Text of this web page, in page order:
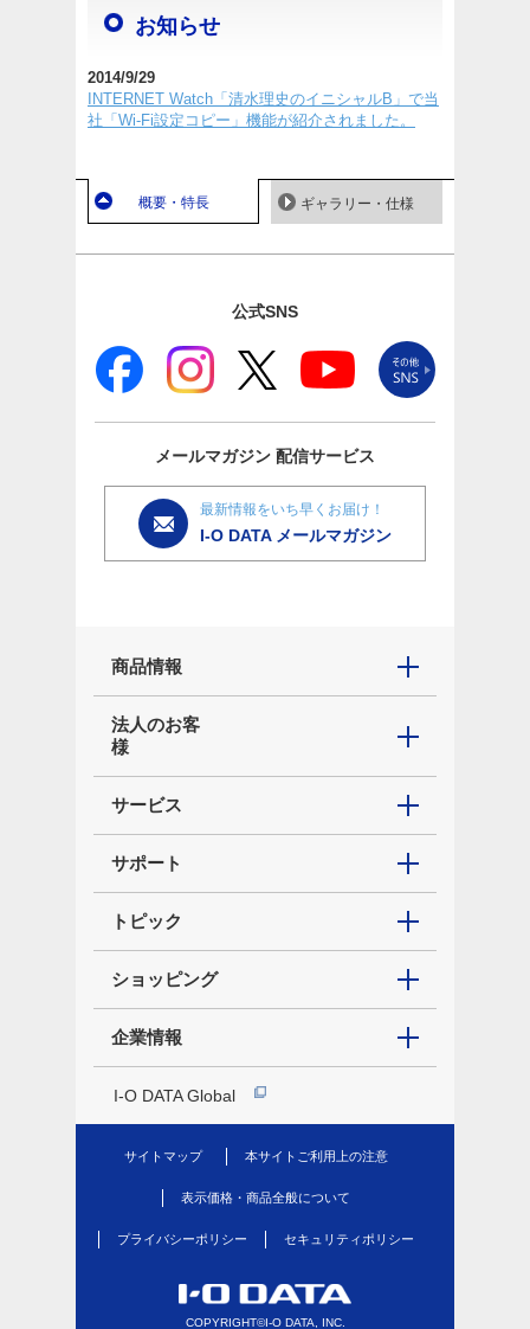
お知らせ
2014/9/29
INTERNET Watch「清水理史のイニシャルB」で当
社「Wi-Fi設定コピー」機能が紹介されました。
概要・特長 ギャラリー・仕様
公式SNS
メールマガジン 配信サービス
最新情報をいち早くお届け！
I-O DATA メールマガジン
商品情報
法人のお客
様
サービス
サポート
トピック
ショッピング
企業情報
I-O DATA Global
サイトマップ 本サイトご利用上の注意
表示価格・商品全般について
プライバシーポリシー セキュリティポリシー
COPYRIGHT©I-O DATA, INC.